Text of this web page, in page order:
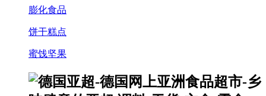
膨化食品
饼干糕点
蜜饯坚果